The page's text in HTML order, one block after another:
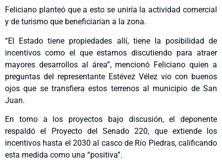
Feliciano planteó que a esto se uniría la actividad comercial
y de turismo que beneficiarían a la zona.
“El Estado tiene propiedades allí, tiene la posibilidad de
incentivos como el que estamos discutiendo para atraer
mayores desarrollos al área”, mencionó Feliciano quien a
preguntas del representante Estévez Vélez vio con buenos
ojos que se transfiera estos terrenos al municipio de San
Juan.
En torno a los proyectos bajo discusión, el deponente
respaldó el Proyecto del Senado 220, que extiende los
incentivos hasta el 2030 al casco de Río Piedras, calificando
esta medida como una “positiva”.